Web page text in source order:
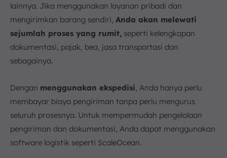
lainnya. Jika menggunakan layanan pribadi dan
mengirimkan barang sendiri, Anda akan melewati
sejumlah proses yang rumit, seperti kelengkapan
dokumentasi, pajak, bea, jasa transportasi dan
sebagainya.
Dengan menggunakan ekspedisi , Anda hanya perlu
membayar biaya pengiriman tanpa perlu mengurus
seluruh prosesnya. Untuk mempermudah pengelolaan
pengiriman dan dokumentasi, Anda dapat menggunakan
software logistik seperti ScaleOcean.